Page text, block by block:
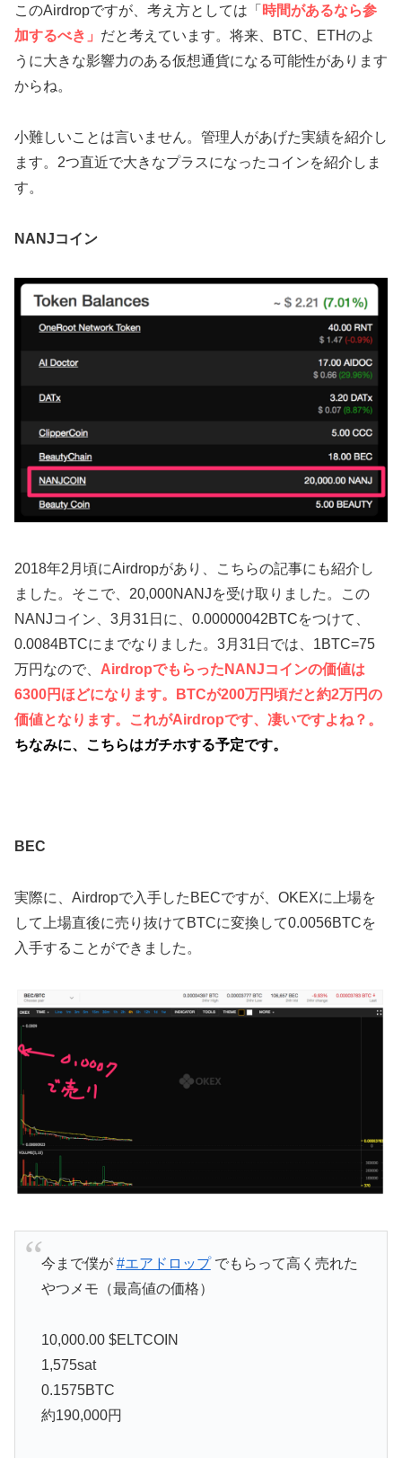
このAirdropですが、考え方としては「 時間があるなら参
加するべき」 だと考えています。将来、BTC、ETHのよ
うに大きな影響力のある仮想通貨になる可能性があります
からね。
小難しいことは言いません。管理人があげた実績を紹介し
ます。2つ直近で大きなプラスになったコインを紹介しま
す。
NANJコイン
2018年2月頃にAirdropがあり、こちらの記事にも紹介し
ました。そこで、20,000NANJを受け取りました。この
NANJコイン、3月31日に、0.00000042BTCをつけて、
0.0084BTCにまでなりました。3月31日では、1BTC=75
万円なので、 AirdropでもらったNANJコインの価値は
6300円ほどになります。
BTCが200万円頃だと約2万円の
価値となります。これがAirdropです、凄いですよね？。
ちなみに、こちらはガチホする予定です。
BEC
実際に、Airdropで入手したBECですが、OKEXに上場を
して上場直後に売り抜けてBTCに変換して0.0056BTCを
入手することができました。
今まで僕が #エアドロップでもらって高く売れた
やつメモ（最高値の価格）
10,000.00 $ELTCOIN
1,575sat
0.1575BTC
約190,000円